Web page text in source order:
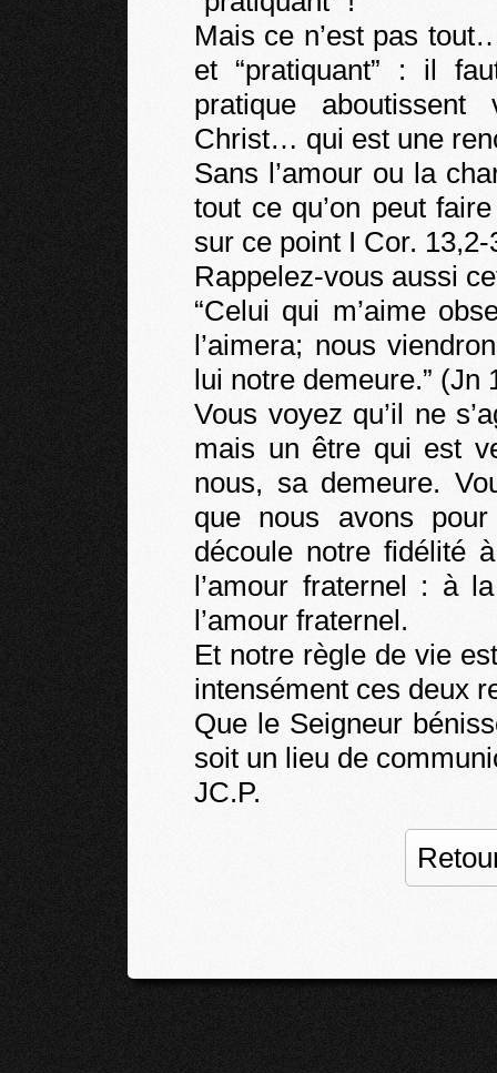
Mais ce n’est pas
et “pratiquant” : il
pratique
Christ… qui est une
Sans l’amour ou la
tout ce qu’on peut
sur ce point I Cor. 13,2-
Rappelez-vous aussi
“Celui qui m’aime
l’aimera; nous
lui notre demeure.” (Jn
Vous voyez qu’il ne
mais un être qui est
nous, sa demeure.
que nous avons
découle notre fidélité
l’amour fraternel : à
l’amour fraternel.
Et notre règle de vie
intensément ces deux
Que le Seigneur
soit un lieu de
JC.P.